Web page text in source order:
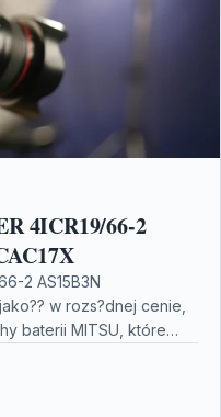
4ICR19/66-2
2 AS15B3N
w rozs?dnej cenie,
baterii MITSU, które